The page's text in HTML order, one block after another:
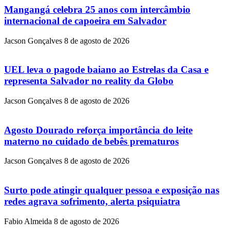
Mangangá celebra 25 anos com intercâmbio
internacional de capoeira em Salvador
Jacson Gonçalves 8 de agosto de 2026
UEL leva o pagode baiano ao Estrelas da Casa e
representa Salvador no reality da Globo
Jacson Gonçalves 8 de agosto de 2026
Agosto Dourado reforça importância do leite
materno no cuidado de bebês prematuros
Jacson Gonçalves 8 de agosto de 2026
Surto pode atingir qualquer pessoa e exposição nas
redes agrava sofrimento, alerta psiquiatra
Fabio Almeida 8 de agosto de 2026